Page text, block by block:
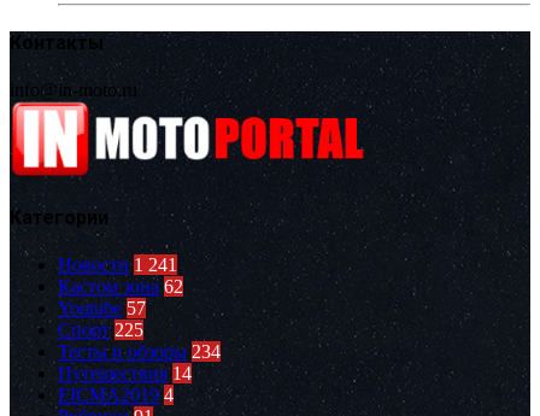
Контакты
info@in-moto.ru
Категории
Новости 1 241
Кастом зона 62
Youtube 57
Спорт 225
Тесты и обзоры 234
Путешествия 14
EICMA2019 4